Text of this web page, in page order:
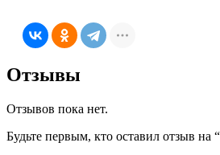
Отзывы
Отзывов пока нет.
Будьте первым, кто оставил отзыв на